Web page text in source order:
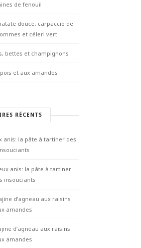
de fenouil
douce, carpaccio de
et céleri vert
bettes et champignons
et aux amandes
RÉCENTS
anis: la pâte à tartiner des
anis: la pâte à tartiner
insouciants
d’agneau aux raisins
amandes
d’agneau aux raisins
amandes